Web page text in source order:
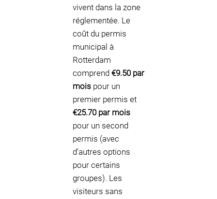
vivent dans la zone
réglementée. Le
coût du permis
municipal à
Rotterdam
comprend €9.50 par
mois pour un
premier permis et
€25.70 par mois
pour un second
permis (avec
d’autres options
pour certains
groupes). Les
visiteurs sans